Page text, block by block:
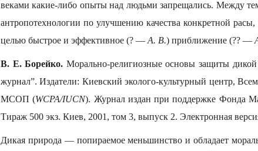
веками какие-либо опыты над людьми запрещались. Между
антропотехнологии по улучшению качества конкретной
целью быстрое и эффективное (? — А. В.) приближение (?? —
В. Е. Борейко. Морально-религиозные основы защиты
журнал”. Издатели: Киевский эколого-культурный центр,
МСОП (WCPA/IUCN). Журнал издан при поддержке Фонда
Тираж 500 экз. Киев, 2001, том 3, выпуск 2. Электронная
Дикая природа — попираемое меньшинство и обладает